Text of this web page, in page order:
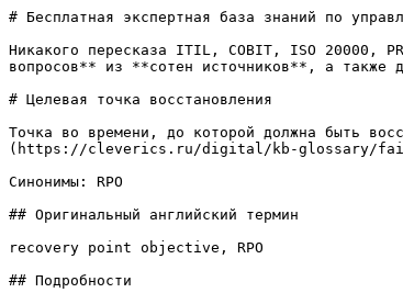
# Бесплатная экспертная база знаний по
Никакого пересказа ITIL, COBIT, ISO 20000,
вопросов** из **сотен источников**, а также
# Целевая точка восстановления
Точка во времени, до которой должна быть
(https://cleverics.ru/digital/kb-glossary/
Синонимы: RPO
## Оригинальный английский термин
recovery point objective, RPO
## Подробности